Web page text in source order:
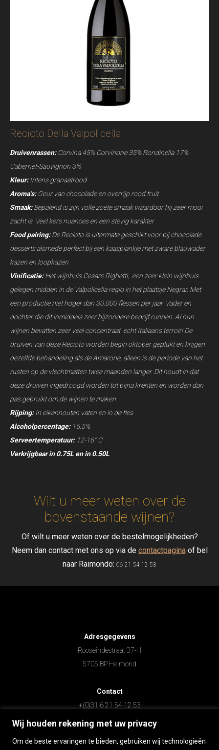
Wij houden rekening met uw privacy
Om de beste ervaringen te bieden, gebruiken wij technologieën
Recioto Della Valpolicella
Druivenrassen:Corvina 45% Corvinone 35% Rondinella 17%
Cabernet-Sauvignon 3%
Kleur: Intens granaatrood
Aroma’s: Geur van chocolade en overrijp rood fruit
Smaak:Bepalend is zijn volle zoete smaak waardoor hij zeer mooi
zacht is. Veel kers nuances en een stevig karakter
Food pairing:De Recioto is uitermate geschikt voor bij chocolade
desserts alsmede perfect bij een kaasplankje met zware blauwader
kazen en loopkazen
Vinificatie:Het wijnhuis Cesare Righetti, een zeer klein wijnhuis
gelegen midden in de Valpolicella regio in het plaatsje Negrar. Met
een productie niet hoger dan 30.000 flessen per jaar. Vader en
dochter die dit inmiddels zeer bijzondere bedrijf runnen. Al hun
wijnen bevatten zeer veel concentraat echt Italiaans terroir! De
druiven van deze Recioto worden begin oktober geplukt en krijgen
dezelfde behandeling als de Amarone, alleen is de periode van het
rusten op de vlechtmatten twee maanden langer. Dit houdt in dat
deze druiven ingedroogd worden tot bijna krenten en worden dan
pas gebruikt om de wijnen te maken
Rijping: In eikenhouten vaten en in de fles
Alcoholpercentage:15.5%
Serveertemperatuur:12-16° C
Verkrijgbaar in 0.75L en in 0.50L
Wilt u meer weten over de
bovenstaande wijnen?
Of wilt u meer weten over de bestelmogelijkheden?
Neem dan contact met ons op via de contactpaginaof bel
naar Raimondo: 06 21 54 12 53
Adresgegevens
Rooseindestraat 37-H
5705 BP Helmond
Contact
+(0)31 6 21 54 12 53
info@nuovasardegna.nl
Openingstijden